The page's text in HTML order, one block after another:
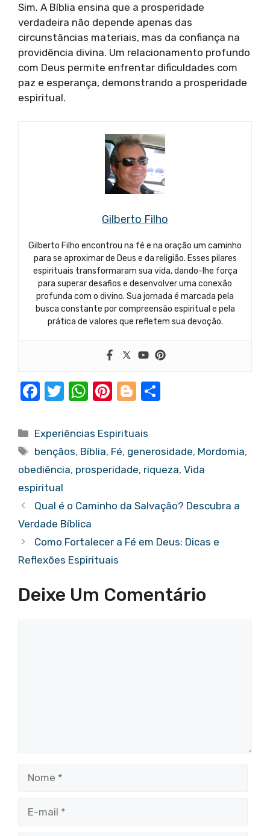
Sim. A Bíblia ensina que a prosperidade
verdadeira não depende apenas das
circunstâncias materiais, mas da confiança na
providência divina. Um relacionamento profundo
com Deus permite enfrentar dificuldades com
paz e esperança, demonstrando a prosperidade
espiritual.
Gilberto Filho
Gilberto Filho encontrou na fé e na oração um caminho
para se aproximar de Deus e da religião. Esses pilares
espirituais transformaram sua vida, dando-lhe força
para superar desafios e desenvolver uma conexão
profunda com o divino. Sua jornada é marcada pela
busca constante por compreensão espiritual e pela
prática de valores que refletem sua devoção.
F
c
e
b
o
o
k
T
it
te
r
W
at
s
A
p
Pi
er
e
st
Bl
g
g
er
e
Categorias
Experiências Espirituais
Tags
bençãos, Bíblia, Fé, generosidade, Mordomia,
obediência, prosperidade, riqueza, Vida
espiritual
Qual é o Caminho da Salvação? Descubra a
Verdade Bíblica
Como Fortalecer a Fé em Deus: Dicas e
Reflexões Espirituais
Deixe Um Comentário